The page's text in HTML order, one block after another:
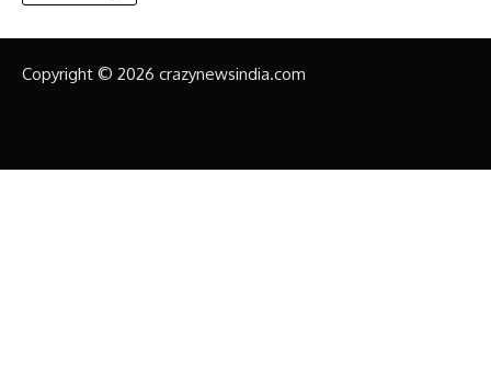
Copyright © 2026 crazynewsindia.com